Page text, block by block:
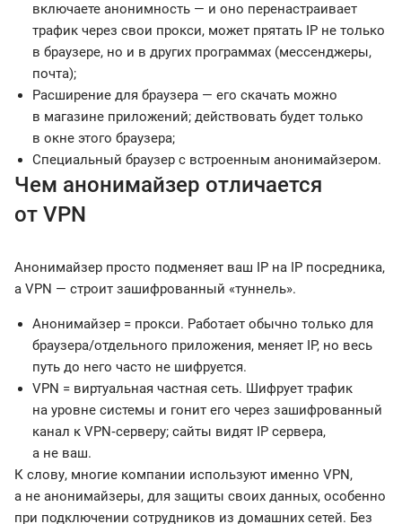
включаете анонимность — и оно перенастраивает
трафик через свои прокси, может прятать IP не только
в браузере, но и в других программах (мессенджеры,
почта);
Расширение для браузера — его скачать можно
в магазине приложений; действовать будет только
в окне этого браузера;
Специальный браузер с встроенным анонимайзером.
Чем анонимайзер отличается
от VPN
Анонимайзер просто подменяет ваш IP на IP посредника,
а VPN — строит зашифрованный «туннель».
Анонимайзер = прокси. Работает обычно только для
браузера/отдельного приложения, меняет IP, но весь
путь до него часто не шифруется.
VPN = виртуальная частная сеть. Шифрует трафик
на уровне системы и гонит его через зашифрованный
канал к VPN‑серверу; сайты видят IP сервера,
а не ваш.
К слову, многие компании используют именно VPN,
а не анонимайзеры, для защиты своих данных, особенно
при подключении сотрудников из домашних сетей. Без